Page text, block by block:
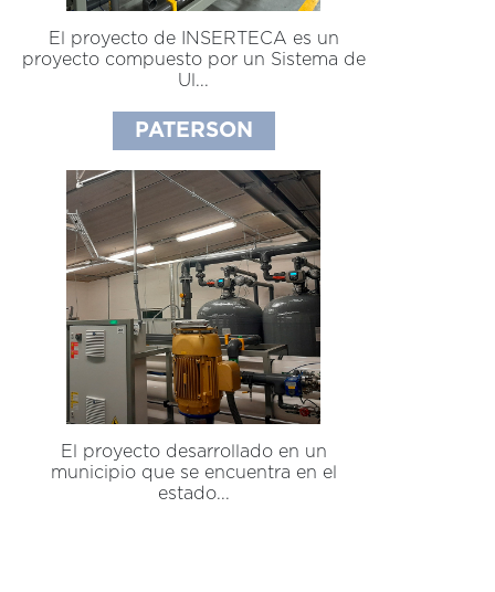
El proyecto de INSERTECA es un
proyecto compuesto por un Sistema de
Ul...
PATERSON
El proyecto desarrollado en un
municipio que se encuentra en el
estado...